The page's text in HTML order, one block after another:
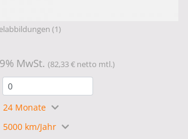
(1)
MwSt. (82,33 € netto mtl.)
24 Monate
5000 km/Jahr